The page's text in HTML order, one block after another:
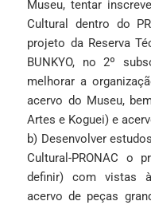
Museu, tentar
Cultural dentro do
projeto da Reserva
BUNKYO, no 2º
melhorar a
acervo do Museu,
Artes e Koguei) e
b) Desenvolver
Cultural-PRONAC o
definir) com vistas
acervo de peças